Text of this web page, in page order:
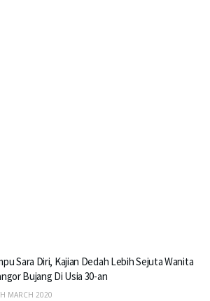
Sara Diri, Kajian Dedah Lebih Sejuta Wanita
Bujang Di Usia 30-an
MARCH 2020